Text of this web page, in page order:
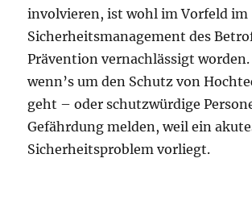
involvieren, ist wohl im Vorfeld im
Sicherheitsmanagement des
Prävention vernachlässigt worden.
wenn’s um den Schutz von
geht – oder schutzwürdige
Gefährdung melden, weil ein
Sicherheitsproblem vorliegt.